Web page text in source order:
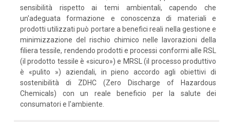
sensibilità rispetto ai temi ambientali, capendo che
un'adeguata formazione e conoscenza di materiali e
prodotti utilizzati può portare a benefici reali nella gestione e
minimizzazione del rischio chimico nelle lavorazioni della
filiera tessile, rendendo prodotti e processi conformi alle RSL
(il prodotto tessile è «sicuro») e MRSL (il processo produttivo
è «pulito ») aziendali, in pieno accordo agli obiettivi di
sostenibilità di ZDHC (Zero Discharge of Hazardous
Chemicals) con un reale beneficio per la salute dei
consumatori e l'ambiente.